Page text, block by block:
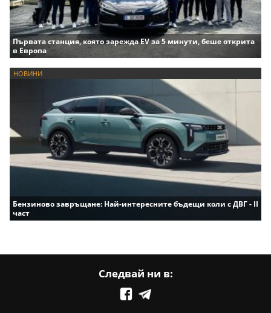
Първата станция, която зарежда EV за 5 минути, беше открита
в Европа
НОВИНИ
Бензиново завръщане: Най-интересните бъдещи коли с ДВГ - II
част
Следвай ни в: